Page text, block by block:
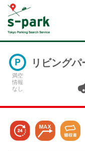
満空
情報
なし
リビングパ